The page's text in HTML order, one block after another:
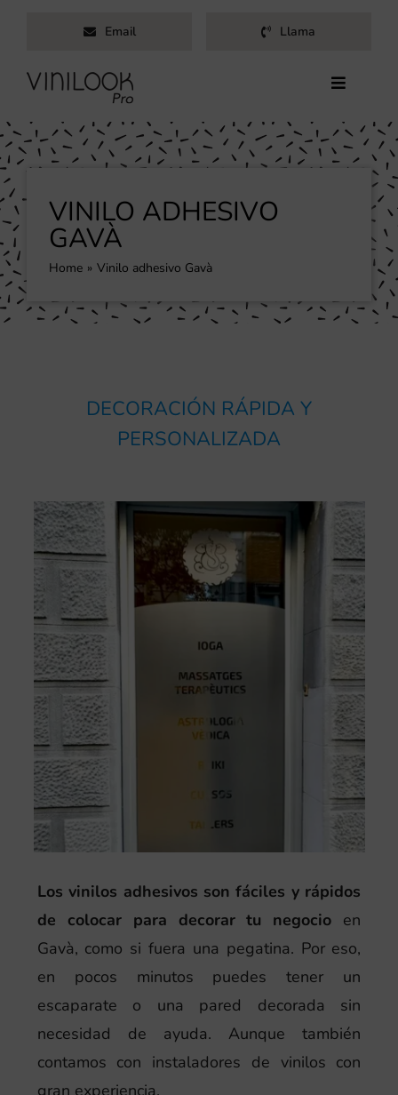
contenido
Email Llama
Toggle
Inicio
Servicios
Productos
Trabajos
Blog
Contacto
VINILO ADHESIVO
GAVÀ
Home Vinilo adhesivo Gavà
DECORACIÓN RÁPIDA Y
PERSONALIZADA
Los vinilos adhesivos son fáciles y rápidos
de colocar para decorar tu negocio en
Gavà, como si fuera una pegatina. Por eso,
en pocos minutos puedes tener un
escaparate o una pared decorada sin
necesidad de ayuda. Aunque también
contamos con instaladores de vinilos con
gran experiencia.